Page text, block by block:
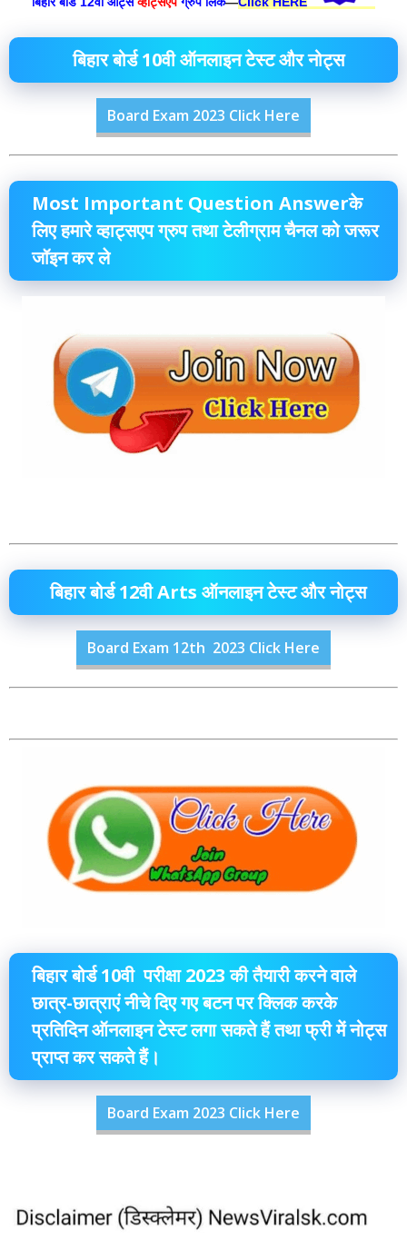
बिहार बोर्ड 10वी ऑनलाइन टेस्ट और नोट्स
Board Exam 2023 Click Here
Most Important Question Answerके
लिए हमारे व्हाट्सएप ग्रुप तथा टेलीग्राम चैनल को जरूर
जॉइन कर ले
बिहार बोर्ड 12वी Arts ऑनलाइन टेस्ट और नोट्स
Board Exam 12th 2023 Click Here
बिहार बोर्ड 10वी परीक्षा 2023 की तैयारी करने वाले
छात्र-छात्राएं नीचे दिए गए बटन पर क्लिक करके
प्रतिदिन ऑनलाइन टेस्ट लगा सकते हैं तथा फ्री में नोट्स
प्राप्त कर सकते हैं।
Board Exam 2023 Click Here